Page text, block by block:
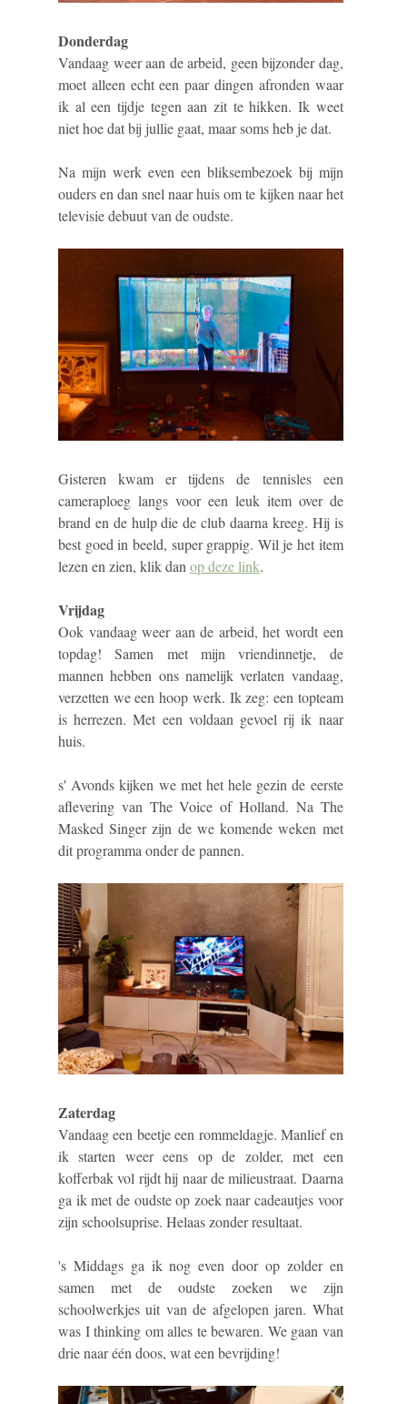
Donderdag
Vandaag weer aan de arbeid, geen bijzonder dag,
moet alleen echt een paar dingen afronden waar
ik al een tijdje tegen aan zit te hikken. Ik weet
niet hoe dat bij jullie gaat, maar soms heb je dat.
Na mijn werk even een bliksembezoek bij mijn
ouders en dan snel naar huis om te kijken naar het
televisie debuut van de oudste.
Gisteren kwam er tijdens de tennisles een
cameraploeg langs voor een leuk item over de
brand en de hulp die de club daarna kreeg. Hij is
best goed in beeld, super grappig. Wil je het item
lezen en zien, klik dan op deze link.
Vrijdag
Ook vandaag weer aan de arbeid, het wordt een
topdag! Samen met mijn vriendinnetje, de
mannen hebben ons namelijk verlaten vandaag,
verzetten we een hoop werk. Ik zeg: een topteam
is herrezen. Met een voldaan gevoel rij ik naar
huis.
s' Avonds kijken we met het hele gezin de eerste
aflevering van The Voice of Holland. Na The
Masked Singer zijn de we komende weken met
dit programma onder de pannen.
Zaterdag
Vandaag een beetje een rommeldagje. Manlief en
ik starten weer eens op de zolder, met een
kofferbak vol rijdt hij naar de milieustraat. Daarna
ga ik met de oudste op zoek naar cadeautjes voor
zijn schoolsuprise. Helaas zonder resultaat.
's Middags ga ik nog even door op zolder en
samen met de oudste zoeken we zijn
schoolwerkjes uit van de afgelopen jaren. What
was I thinking om alles te bewaren. We gaan van
drie naar één doos, wat een bevrijding!